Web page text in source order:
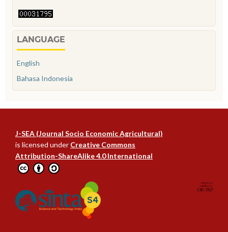
LANGUAGE
English
Bahasa Indonesia
J-SEA (Journal Socio Economic Agricultural)
is licensed under Creative Commons
Attribution-ShareAlike 4.0 International